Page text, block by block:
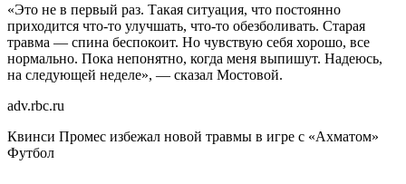
«Это не в первый раз. Такая ситуация, что постоянно
приходится что-то улучшать, что-то обезболивать. Старая
травма — спина беспокоит. Но чувствую себя хорошо, все
нормально. Пока непонятно, когда меня выпишут. Надеюсь,
на следующей неделе», — сказал Мостовой.
adv.rbc.ru
Квинси Промес избежал новой травмы в игре с «Ахматом»
Футбол